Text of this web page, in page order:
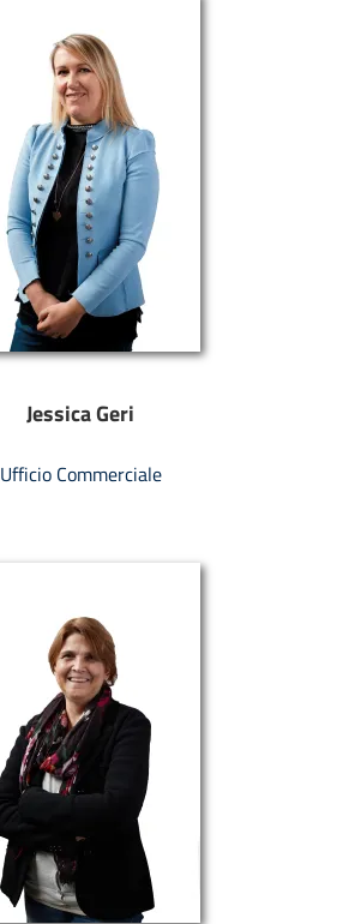
Jessica Geri
Ufficio Commerciale